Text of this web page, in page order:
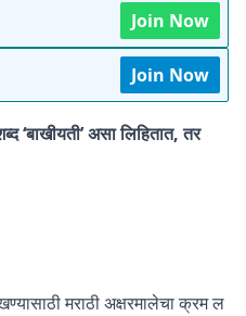
Join Now
Join Now
‘बाखीयती’ असा लिहितात, तर
मराठी अक्षरमालेचा क्रम ल